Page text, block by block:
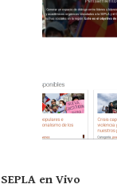
SEPLA en Vivo